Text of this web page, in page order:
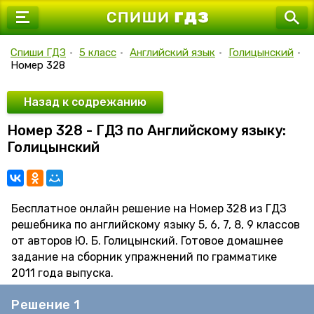
7 класс
9 класс
10 класс
11 класс
Спиши ГДЗ • 5 класс • Английский язык • Голицынский •
Номер 328
Назад к содрежанию
Номер 328 - ГДЗ по Английскому языку:
Голицынский
Бесплатное онлайн решение на Номер 328 из ГДЗ
решебника по английскому языку 5, 6, 7, 8, 9 классов
от авторов Ю. Б. Голицынский. Готовое домашнее
задание на сборник упражнений по грамматике
2011 года выпуска.
Решение 1